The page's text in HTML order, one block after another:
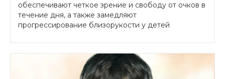
обеспечивают четкое зрение и свободу от очков в
течение дня, а также замедляют
прогрессирование близорукости у детей